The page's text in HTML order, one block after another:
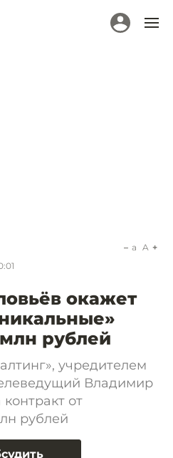
a A
окажет
рублей
учредителем
Владимир
от
рублей